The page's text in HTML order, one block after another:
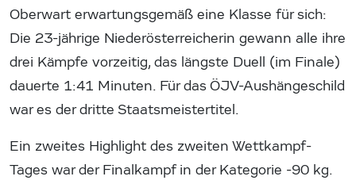
Oberwart erwartungsgemäß eine Klasse für sich:
Die 23-jährige Niederösterreicherin gewann alle ihre
drei Kämpfe vorzeitig, das längste Duell (im Finale)
dauerte 1:41 Minuten. Für das ÖJV-Aushängeschild
war es der dritte Staatsmeistertitel.
Ein zweites Highlight des zweiten Wettkampf-
Tages war der Finalkampf in der Kategorie -90 kg.